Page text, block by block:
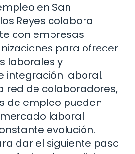
en San
Reyes colabora
con empresas
para ofrecer
laborales y
integración laboral.
red de colaboradores,
de empleo pueden
laboral
evolución.
dar el siguiente paso